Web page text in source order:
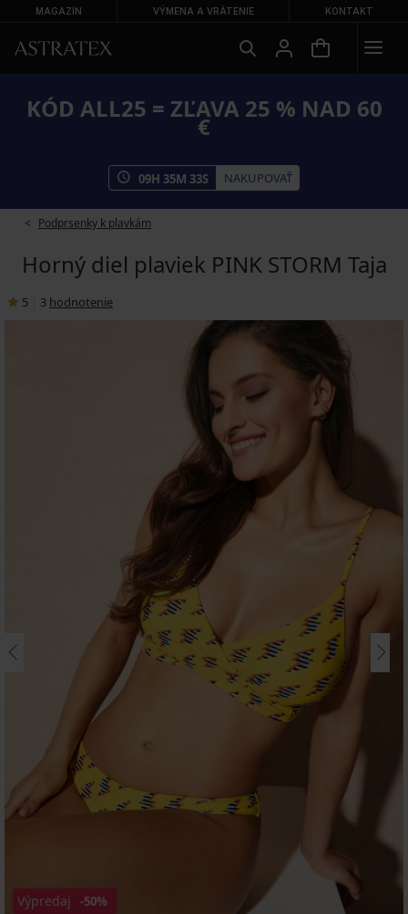
MAGAZÍN VÝMENA A VRÁTENIE KONTAKT
KÓD ALL25 = ZĽAVA 25 % NAD 60
€
09H 35M 32S NAKUPOVAŤ
Podprsenky k plavkám
Horný diel plaviek PINK STORM Taja
5 3 hodnotenie
Výpredaj -50%